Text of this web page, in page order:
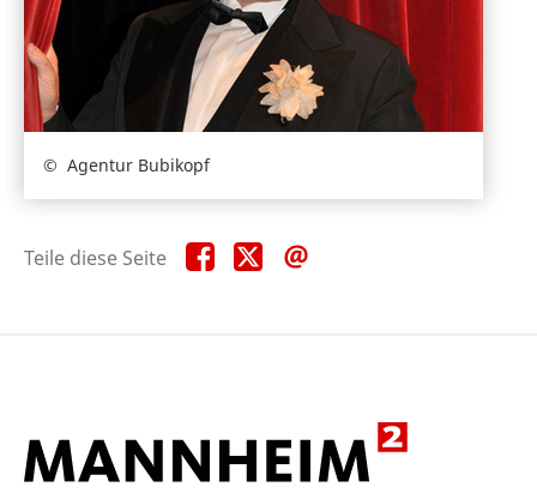
Agentur Bubikopf
Teile diese Seite Teile
diese
Teile
diese